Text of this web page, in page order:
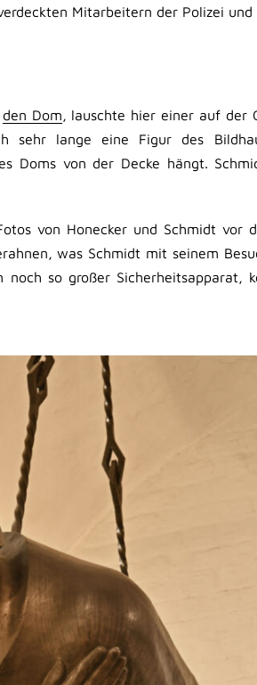
Mitarbeitern der Polizei
den Dom, lauschte hier einer auf der
sehr lange eine Figur des
Doms von der Decke hängt.
von Honecker und Schmidt vor
was Schmidt mit seinem
so großer Sicherheitsapparat,